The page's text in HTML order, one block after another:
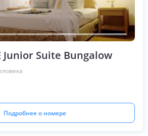
Junior Suite Bungalow
Подробнее о номере